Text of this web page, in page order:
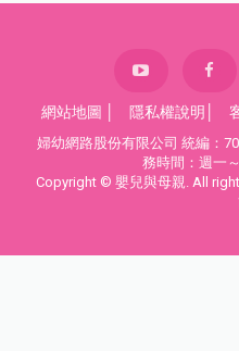
網站地圖 隱私權說明
婦幼網路股份有限公司 統編：
務時間：週一
Copyright © 嬰兒與母親. All